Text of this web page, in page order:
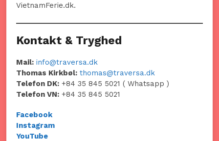
VietnamFerie.dk.
Kontakt & Tryghed
Mail: info@traversa.dk
Thomas Kirkbøl: thomas@traversa.dk
Telefon DK: +84 35 845 5021 ( Whatsapp )
Telefon VN: +84 35 845 5021
Facebook
Instagram
YouTube